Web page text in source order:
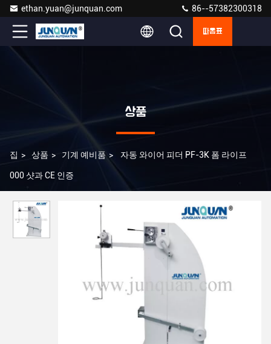
ethan.yuan@junquan.com 86--57382300318
따옴표
상품
집 > 상품 > 기계 예비품 > 자동 와이어 피더 PF-3K 폼 라이프
000 샷과 CE 인증